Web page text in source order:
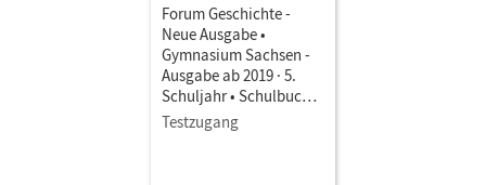
Forum Geschichte -
Neue Ausgabe •
Gymnasium Sachsen -
Ausgabe ab 2019 · 5.
Schuljahr • Schulbuch
als E-Book Mit Medien
Testzugang